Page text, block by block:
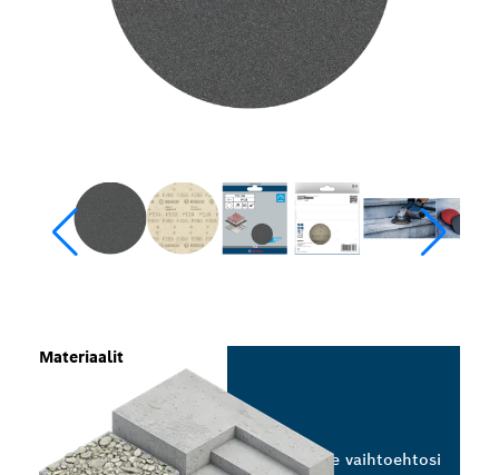
Materiaalit
Valitse vaihtoehtosi